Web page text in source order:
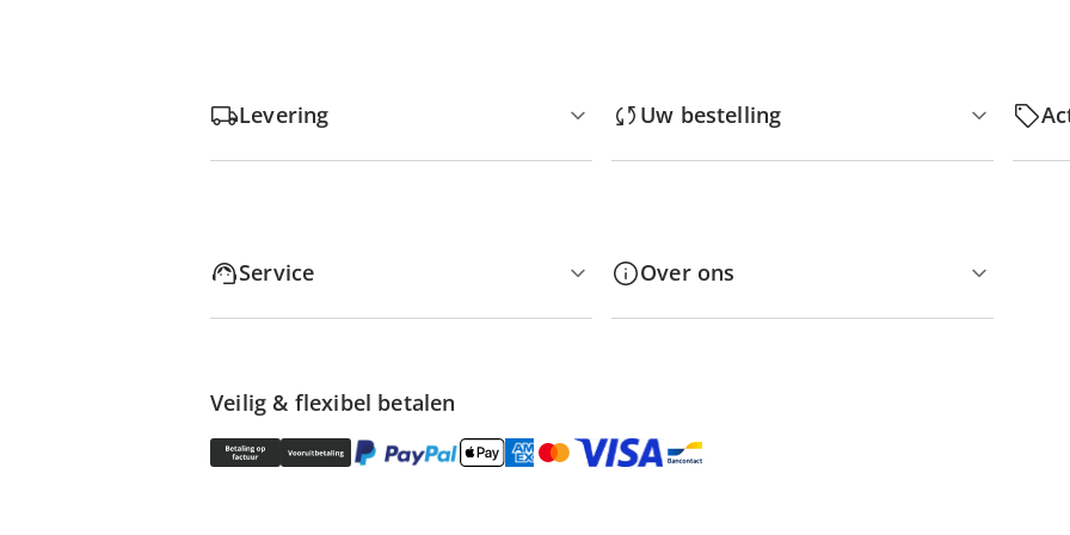
Levering Uw bestelling
Service Over ons
Veilig & flexibel betalen